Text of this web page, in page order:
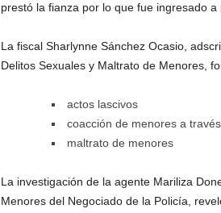
prestó la fianza por lo que fue ingresado a
La fiscal Sharlynne Sánchez Ocasio,
Delitos Sexuales y Maltrato de Menores,
actos lascivos
coacción de menores a
maltrato de menores
La investigación de la agente Mariliza
Menores del Negociado de la Policía,